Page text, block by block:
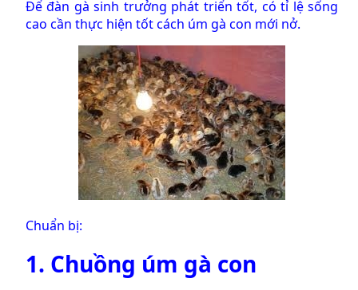
Để đàn gà sinh trưởng phát triển tốt, có tỉ lệ sống
cao cần thực hiện tốt cách úm gà con mới nở.
Chuẩn bị:
1. Chuồng úm gà con